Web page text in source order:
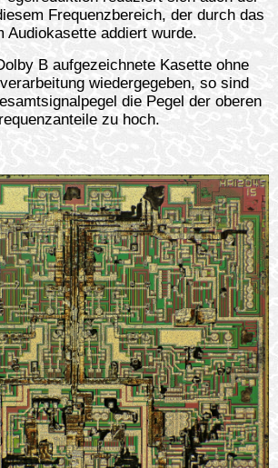
Frequenzbereich, der durch das
Audiokasette addiert wurde.
B aufgezeichnete Kasette ohne
wiedergegeben, so sind
die Pegel der oberen
zu hoch.